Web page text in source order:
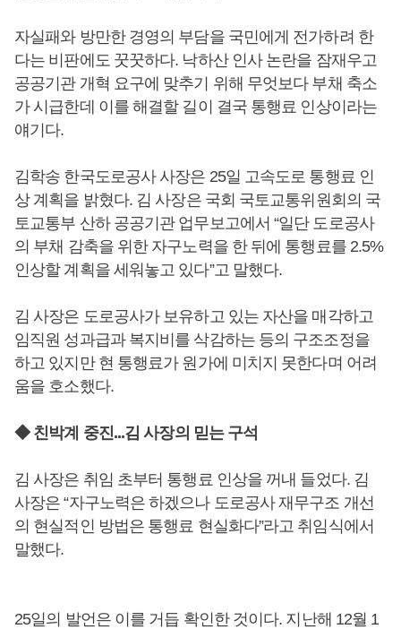
자실패와 방만한 경영의 부담을 국민에게 전가하려 한
다는 비판에도 꿋꿋하다. 낙하산 인사 논란을 잠재우고
공공기관 개혁 요구에 맞추기 위해 무엇보다 부채 축소
가 시급한데 이를 해결할 길이 결국 통행료 인상이라는
얘기다.
김학송 한국도로공사 사장은 25일 고속도로 통행료 인
상 계획을 밝혔다. 김 사장은 국회 국토교통위원회의 국
토교통부 산하 공공기관 업무보고에서 “일단 도로공사
의 부채 감축을 위한 자구노력을 한 뒤에 통행료를 2.5%
인상할 계획을 세워놓고 있다”고 말했다.
김 사장은 도로공사가 보유하고 있는 자산을 매각하고
임직원 성과급과 복지비를 삭감하는 등의 구조조정을
하고 있지만 현 통행료가 원가에 미치지 못한다며 어려
움을 호소했다.
◆ 친박계 중진...김 사장의 믿는 구석
김 사장은 취임 초부터 통행료 인상을 꺼내 들었다. 김
사장은 “자구노력은 하겠으나 도로공사 재무구조 개선
의 현실적인 방법은 통행료 현실화다”라고 취임식에서
말했다.
25일의 발언은 이를 거듭 확인한 것이다. 지난해 12월 1